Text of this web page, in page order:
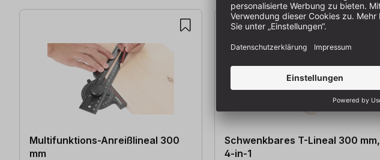
Multifunktions-Anreißlineal 300
mm
Schwenkbares T-Lineal 300 mm,
4-in-1